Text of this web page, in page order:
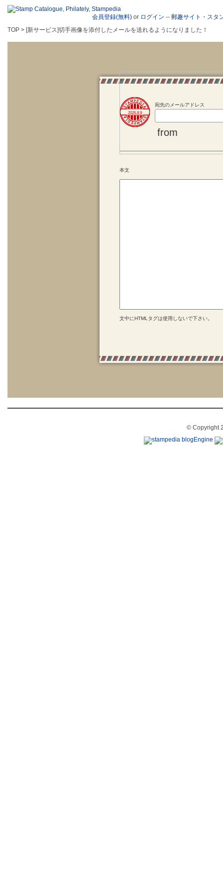
会員登録(無料) or ログイン -- 郵趣サイト・スタ
TOP > [新サービス]切手画像を添付したメールを送れるようになりました！
2026.8.9
宛先のメールアドレス
from
本文
文中にHTMLタグは使用しないで下さい。
© Copyright